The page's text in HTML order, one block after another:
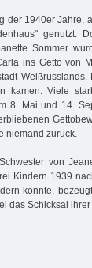
der 1940er Jahre,
genutzt.
Sommer
ins Getto von
Weißrusslands.
kamen. Viele
8. Mai und 14.
niemand zurück.
von
Kindern 1939
konnte,
das Schicksal ihrer